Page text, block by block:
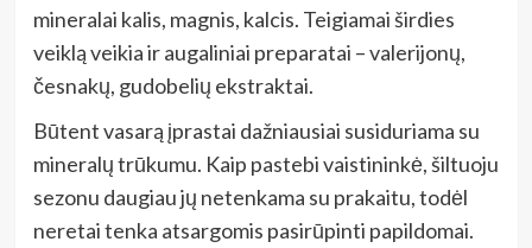
mineralai kalis, magnis, kalcis. Teigiamai širdies
veiklą veikia ir augaliniai preparatai – valerijonų,
česnakų, gudobelių ekstraktai.
Būtent vasarą įprastai dažniausiai susiduriama su
mineralų trūkumu. Kaip pastebi vaistininkė, šiltuoju
sezonu daugiau jų netenkama su prakaitu, todėl
neretai tenka atsargomis pasirūpinti papildomai.